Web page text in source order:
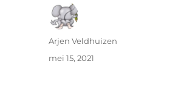
Auteur
Arjen Veldhuizen
Geplaatst
mei 15, 2021